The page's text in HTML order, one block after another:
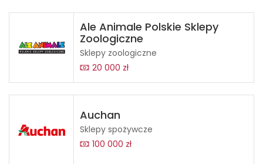
Ale Animale Polskie Sklepy
Zoologiczne
Sklepy zoologiczne
20 000 zł
Auchan
Sklepy spożywcze
100 000 zł